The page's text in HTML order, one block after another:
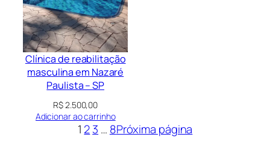
Clínica de reabilitação
masculina em Nazaré
Paulista – SP
R$2.500,00
Adicionar ao carrinho
1 23 … 8Próxima página